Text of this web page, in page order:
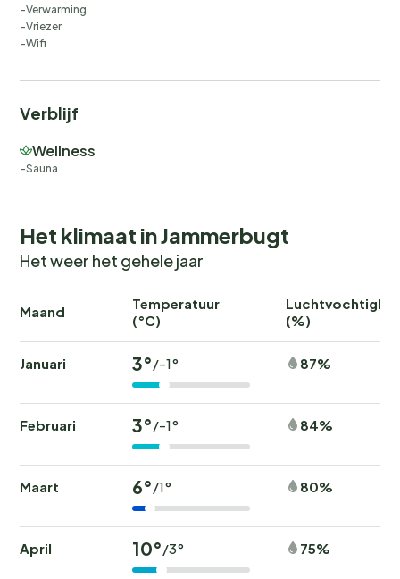
Verwarming
Vriezer
Wifi
Verblijf
Wellness
Sauna
Het klimaat in Jammerbugt
Het weer het gehele jaar
Maand
Temperatuur
(°C)
(%)
Januari 3°/-1° 87%
Februari 3°/-1° 84%
Maart 6°/1° 80%
April 10°/3° 75%